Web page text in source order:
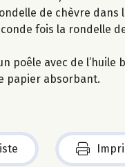
de chèvre
fois la rondelle
poêle avec de
papier absorbant.